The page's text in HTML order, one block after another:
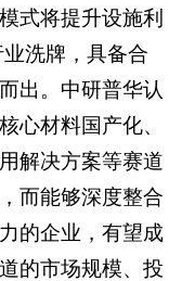
式将提升设施利
洗牌，具备合
出。中研普华认
心材料国产化、
解决方案等赛道
而能够深度整合
的企业，有望成
的市场规模、投